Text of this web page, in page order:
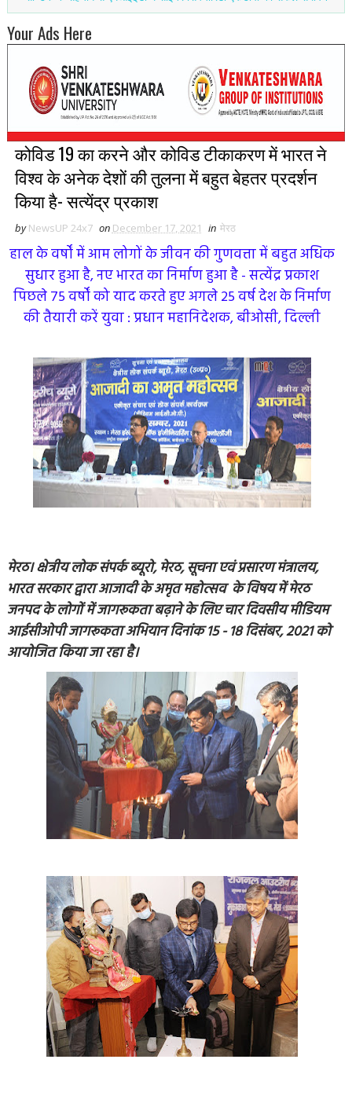
Your Ads Here
कोविड 19 का करने और कोविड टीकाकरण में भारत ने
विश्व के अनेक देशों की तुलना में बहुत बेहतर प्रदर्शन
किया है- सत्येंद्र प्रकाश
by NewsUP 24x7 on December 17, 2021 in मेरठ
हाल के वर्षों में आम लोगों के जीवन की गुणवत्ता में बहुत अधिक
सुधार हुआ है, नए भारत का निर्माण हुआ है - सत्येंद्र प्रकाश
पिछले 75 वर्षों को याद करते हुए अगले 25 वर्ष देश के निर्माण
की तैयारी करें युवा : प्रधान महानिदेशक, बीओसी, दिल्ली
मेरठ। क्षेत्रीय लोक संपर्क ब्यूरो, मेरठ, सूचना एवं प्रसारण मंत्रालय,
भारत सरकार द्वारा आजादी के अमृत महोत्सव के विषय में मेरठ
जनपद के लोगों में जागरूकता बढ़ाने के लिए चार दिवसीय मीडियम
आईसीओपी जागरूकता अभियान दिनांक 15 - 18 दिसंबर, 2021 को
आयोजित किया जा रहा है।